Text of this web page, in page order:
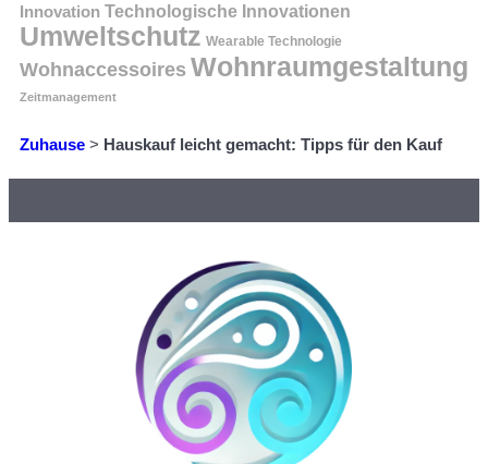
Innovation Technologische Innovationen
Umweltschutz Wearable Technologie
Wohnaccessoires Wohnraumgestaltung
Zeitmanagement
Zuhause > Hauskauf leicht gemacht: Tipps für den Kauf